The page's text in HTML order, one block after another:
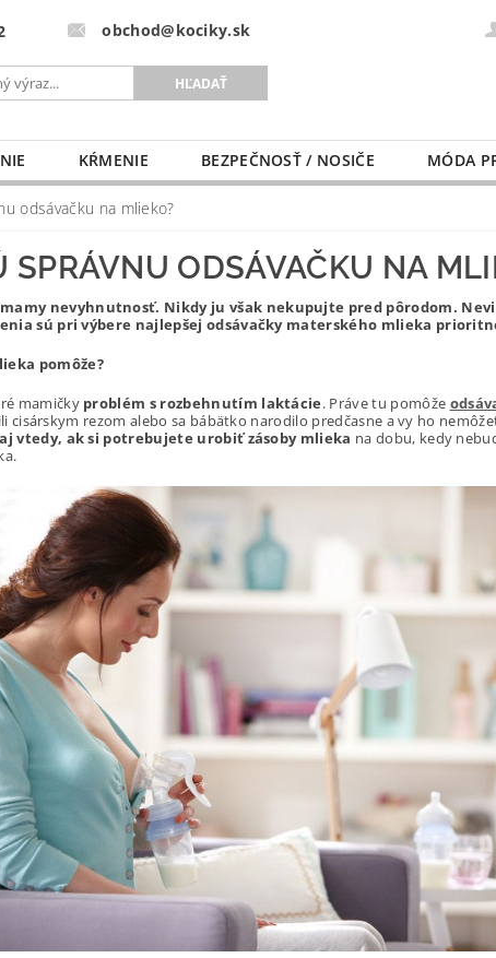
obchod@kociky.sk
KŔMENIE BEZPEČNOSŤ / NOSIČE
MÓDA
A VÝŽIVA PRE MAMIČKU
odsávačku na mlieko?
SPRÁVNU ODSÁVAČKU NA
nevyhnutnosť. Nikdy ju však nekupujte pred pôrodom.
sú pri výbere najlepšej odsávačky materského mlieka
pomôže?
mamičky problém s rozbehnutím laktácie. Práve tu pomôže
cisárskym rezom alebo sa bábätko narodilo predčasne a vy ho
vtedy, ak si potrebujete urobiť zásoby mlieka na dobu, kedy